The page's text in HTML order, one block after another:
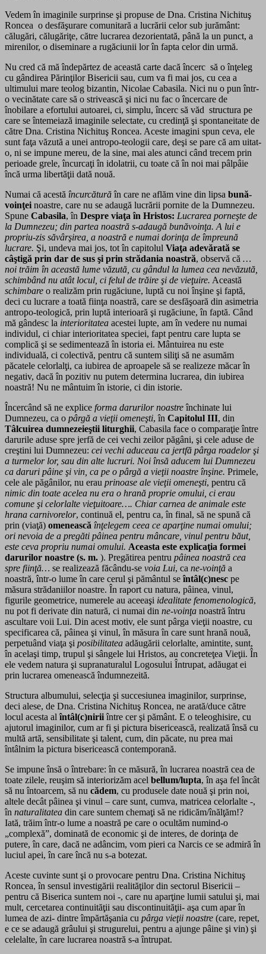
Vedem în imaginile surprinse şi propuse de Dna. Cristina Nichituş
Roncea o desfăşurare comunitară a lucrării celor sub jurământ:
călugări, călugăriţe, către lucrarea dezorientată, până la un punct, a
mirenilor, o diseminare a rugăciunii lor în fapta celor din urmă.
Nu cred că mă îndepărtez de această carte dacă încerc să o înţeleg
cu gândirea Părinţilor Bisericii sau, cum va fi mai jos, cu cea a
ultimului mare teolog bizantin, Nicolae Cabasila. Nici nu o pun într-
o vecinătate care să o strivească şi nici nu fac o încercare de
înobilare a efortului autoarei, ci, simplu, încerc să văd structura pe
care se întemeiază imaginile selectate, cu credinţă şi spontaneitate de
către Dna. Cristina Nichituş Roncea. Aceste imagini spun ceva, ele
sunt faţa văzută a unei antropo-teologii care, deşi se pare că am uitat-
o, ni se impune mereu, de la sine, mai ales atunci când trecem prin
perioade grele, încurcaţi în idolatrii, cu toate că în noi mai pâlpâie
încă urma libertăţii dată nouă.
Numai că acestă încurcăturăîn care ne aflăm vine din lipsa bună-
voinţei noastre, care nu se adaugă lucrării pornite de la Dumnezeu.
Spune Cabasila, în Despre viaţa în Hristos: Lucrarea porneşte de
la Dumnezeu; din partea noastră s-adaugă bunăvoinţa. A lui e
propriu-zis săvârşirea, a noastră e numai dorinţa de împreună
lucrare. Şi, undeva mai jos, tot în capitolul Viaţa adevărată se
câştigă prin dar de sus şi prin strădania noastră, observă că …
noi trăim în această lume văzută, cu gândul la lumea cea nevăzută,
schimbând nu atât locul, ci felul de trăire şi de vieţuire. Această
schimbare o realizăm prin rugăciune, luptă cu noi înşine şi faptă,
deci cu lucrare a toată fiinţa noastră, care se desfăşoară din asimetria
antropo-teologică, prin luptă interioară şi rugăciune, în faptă. Când
mă gândesc la interioritatea acestei lupte, am în vedere nu numai
individul, ci chiar interioritatea speciei, fapt pentru care lupta se
complică şi se sedimentează în istoria ei. Mântuirea nu este
individuală, ci colectivă, pentru că suntem siliţi să ne asumăm
păcatele celorlalţi, ca iubirea de aproapele să se realizeze măcar în
negativ, dacă în pozitiv nu putem determina lucrarea, din iubirea
noastră! Nu ne mântuim în istorie, ci din istorie.
Încercând să ne explice forma darurilor noastreînchinate lui
Dumnezeu, ca o pârgă a vieţii omeneşti, în Capitolul III, din
Tâlcuirea dumnezeieştii liturghii, Cabasila face o comparaţie între
darurile aduse spre jerfă de cei vechi zeilor păgâni, şi cele aduse de
creştini lui Dumnezeu: cei vechi aduceau ca jertfă pârga roadelor şi
a turmelor lor, sau din alte lucruri. Noi însă aducem lui Dumnezeu
ca daruri pâine şi vin, ca pe o pârgă a vieţii noastre înşine. Primele,
cele ale păgânilor, nu erau prinoase ale vieţii omeneşti, pentru că
nimic din toate acelea nu era o hrană proprie omului, ci erau
comune şi celorlalte vieţuitoare…. Chiar carnea de animale este
hrana carnivorelor, continuă el, pentru ca, în final, să ne spună că
prin (viaţă) omenească înţelegem ceea ce aparţine numai omului;
ori nevoia de a pregăti pâinea pentru mâncare, vinul pentru băut,
este ceva propriu numai omului. Aceasta este explicaţia formei
darurilor noastre (s. m. ). Pregătirea pentru pâinea noastră cea
spre fiinţă… se realizează făcându-se voia Lui, ca ne-voinţă a
noastră, într-o lume în care cerul şi pământul seîntâl(c)nesc pe
măsura strădaniilor noastre. În raport cu natura, pâinea, vinul,
figurile geometrice, numerele au aceeaşi idealitate fenomenologică,
nu pot fi derivate din natură, ci numai din ne-voinţa noastră întru
ascultare voii Lui. Din acest motiv, ele sunt pârga vieţii noastre, cu
specificarea că, pâinea şi vinul, în măsura în care sunt hrană nouă,
perpetuând viaţa şi posibilitatea adăugării celorlalte, amintite, sunt,
în acelaşi timp, trupul şi sângele lui Hristos, au concreteţea Vieţii. În
ele vedem natura şi supranaturalul Logosului Întrupat, adăugat ei
prin lucrarea omenească îndumnezeită.
Structura albumului, selecţia şi succesiunea imaginilor, surprinse,
deci alese, de Dna. Cristina Nichituş Roncea, ne arată/duce către
locul acesta alîntâl(c)niriiîntre cer şi pământ. E o teleoghisire, cu
ajutorul imaginilor, cum ar fi şi pictura bisericească, realizată însă cu
multă artă, sensibilitate şi talent, cum, din păcate, nu prea mai
întâlnim la pictura bisericească contemporană.
Se impune însă o întrebare: în ce măsură, în lucrarea noastră cea de
toate zilele, reuşim să interiorizăm acel bellum/lupta, în aşa fel încât
să nu întoarcem, să nu cădem, cu produsele date nouă şi prin noi,
altele decât pâinea şi vinul – care sunt, cumva, matricea celorlalte -,
în naturalitatea din care suntem chemaţi să ne ridicăm/înălţăm!?
Iată, trăim într-o lume a noastră pe care o ocultăm numind-o
„complexă”, dominată de economic şi de interes, de dorinţa de
putere, în care, dacă ne adâncim, vom pieri ca Narcis ce se admiră în
luciul apei, în care încă nu s-a botezat.
Aceste cuvinte sunt şi o provocare pentru Dna. Cristina Nichituş
Roncea, în sensul investigării realităţilor din sectorul Bisericii –
pentru că Biserica suntem noi -, care nu aparţine lumii satului şi, mai
mult, cercetarea continuităţii sau discontinuităţii- aşa cum apar în
lumea de azi- dintre împărtăşania cu pârga vieţii noastre (care, repet,
e ce se adaugă grâului şi strugurelui, pentru a ajunge pâine şi vin) şi
celelalte, în care lucrarea noastră s-a întrupat.